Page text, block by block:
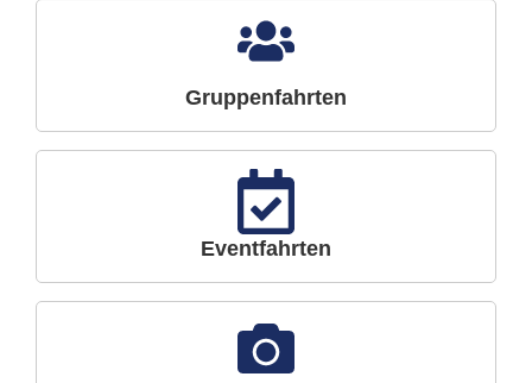
Gruppenfahrten
Eventfahrten